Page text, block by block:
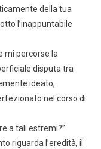
della tua
l’inappuntabile
mi percorse la
disputa tra
ideato,
nel corso di
a tali estremi?”
riguarda l’eredità, il